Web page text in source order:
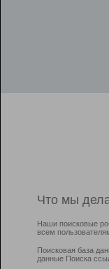
Что мы
Наши поисковые
всем
Поисковая база
данные Поиска